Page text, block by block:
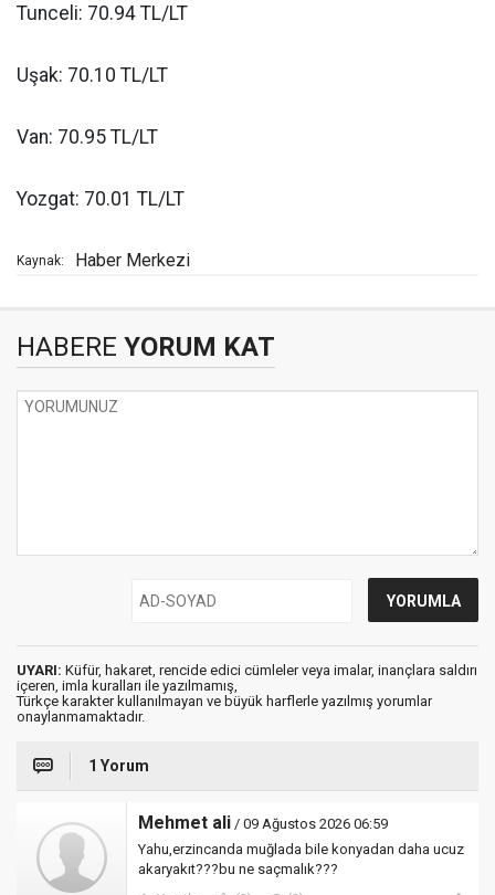
Tunceli: 70.94 TL/LT
Uşak: 70.10 TL/LT
Van: 70.95 TL/LT
Yozgat: 70.01 TL/LT
Kaynak: Haber Merkezi
HABERE YORUM KAT
UYARI: Küfür, hakaret, rencide edici cümleler veya imalar, inançlara saldırı
içeren, imla kuralları ile yazılmamış,
Türkçe karakter kullanılmayan ve büyük harflerle yazılmış yorumlar
onaylanmamaktadır.
1 Yorum
Mehmet ali / 09 Ağustos 2026 06:59
Yahu,erzincanda muğlada bile konyadan daha ucuz
akaryakıt???bu ne saçmalık???